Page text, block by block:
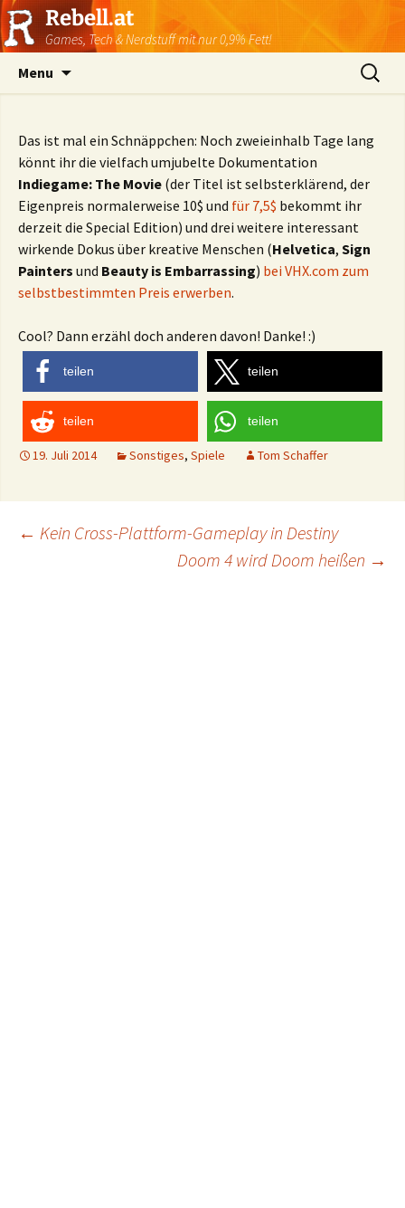
Rebell.at
Games, Tech & Nerdstuff mit nur 0,9% Fett!
Menu
Suchen
nach:
Das ist mal ein Schnäppchen: Noch zweieinhalb Tage lang
könnt ihr die vielfach umjubelte Dokumentation
Indiegame: The Movie (der Titel ist selbsterklärend, der
Eigenpreis normalerweise 10$ und für 7,5$ bekommt ihr
derzeit die Special Edition) und drei weitere interessant
wirkende Dokus über kreative Menschen (Helvetica, Sign
Painters und Beauty is Embarrassing) bei VHX.com zum
selbstbestimmten Preis erwerben.
Cool? Dann erzähl doch anderen davon! Danke! :)
teilen teilen
teilen teilen
19. Juli 2014 Sonstiges, Spiele Tom Schaffer
Post
← Kein Cross-Plattform-Gameplay in Destiny
Doom 4 wird Doom heißen →